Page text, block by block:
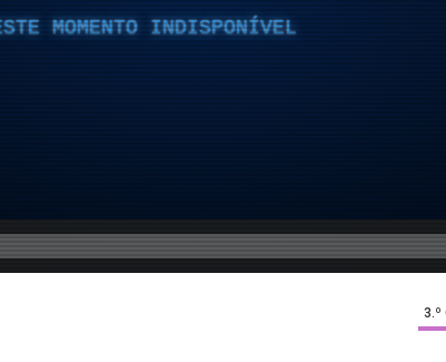
MOMENTO INDISPONÍVEL
3.º